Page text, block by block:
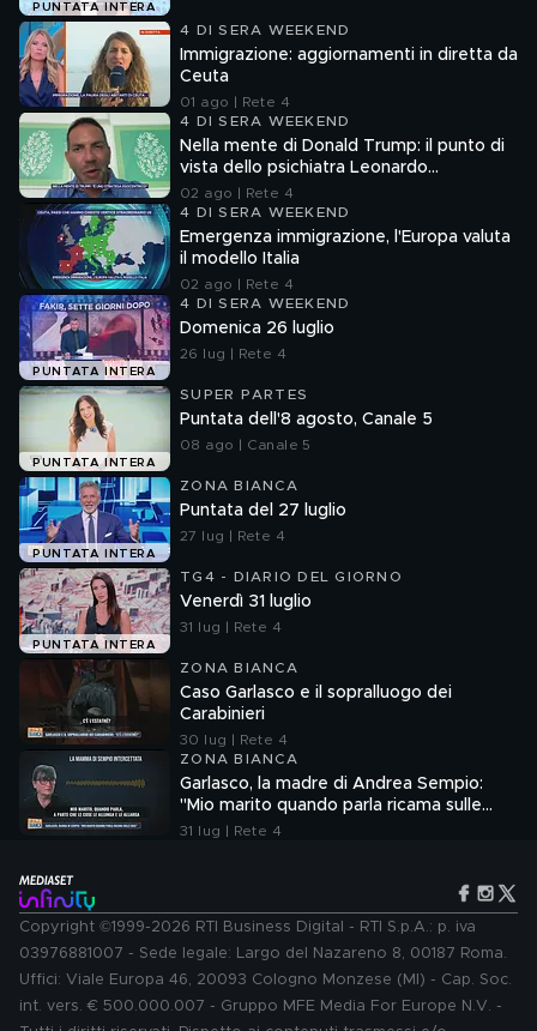
PUNTATA INTERA
4 DI SERA WEEKEND
Immigrazione: aggiornamenti in diretta da
Ceuta
01 ago | Rete 4
4 DI SERA WEEKEND
Nella mente di Donald Trump: il punto di
vista dello psichiatra Leonardo
Mendolicchio
02 ago | Rete 4
4 DI SERA WEEKEND
Emergenza immigrazione, l'Europa valuta
il modello Italia
02 ago | Rete 4
PUNTATA INTERA
4 DI SERA WEEKEND
Domenica 26 luglio
26 lug | Rete 4
PUNTATA INTERA
SUPER PARTES
Puntata dell'8 agosto, Canale 5
08 ago | Canale 5
PUNTATA INTERA
ZONA BIANCA
Puntata del 27 luglio
27 lug | Rete 4
PUNTATA INTERA
TG4 - DIARIO DEL GIORNO
Venerdì 31 luglio
31 lug | Rete 4
ZONA BIANCA
Caso Garlasco e il sopralluogo dei
Carabinieri
30 lug | Rete 4
ZONA BIANCA
Garlasco, la madre di Andrea Sempio:
"Mio marito quando parla ricama sulle
cose"
31 lug | Rete 4
Copyright ©1999-2026 RTI Business Digital - RTI S.p.A.: p. iva
03976881007 - Sede legale: Largo del Nazareno 8, 00187 Roma.
Uffici: Viale Europa 46, 20093 Cologno Monzese (MI) - Cap. Soc.
int. vers. € 500.000.007 - Gruppo MFE Media For Europe N.V. -